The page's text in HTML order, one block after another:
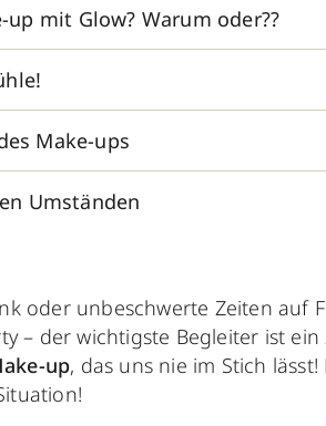
mit Glow? Warum oder??
Make-ups
Umständen
oder unbeschwerte Zeiten auf
– der wichtigste Begleiter ist ein
up, das uns nie im Stich lässt!